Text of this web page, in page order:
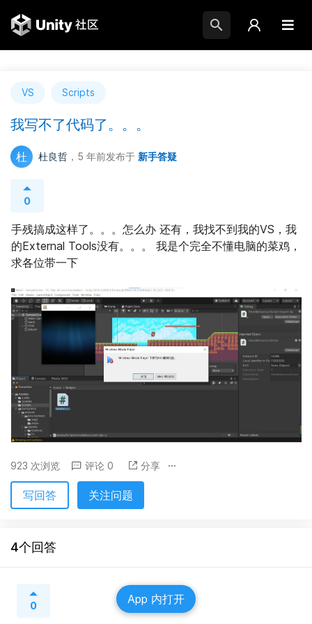
VS Scripts
我写不了代码了。。。
杜 杜良哲 ，5 年前发布于 新手答疑
0
手残搞成这样了。。。怎么办 还有，我找不到我的VS，我
的External Tools没有。。。 我是个完全不懂电脑的菜鸡，
求各位带一下
923 次浏览 评论 0 分享
写回答 关注问题
4个回答
0 App 内打开